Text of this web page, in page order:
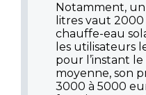
Notamment,
litres vaut
chauffe-eau
les utilisateurs
pour l’instant
moyenne, son
3000 à 5000